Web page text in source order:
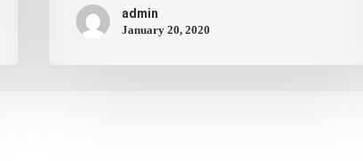
admin
January 20, 2020